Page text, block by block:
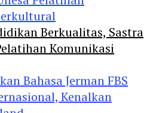
Berkualitas, Sastra
Komunikasi